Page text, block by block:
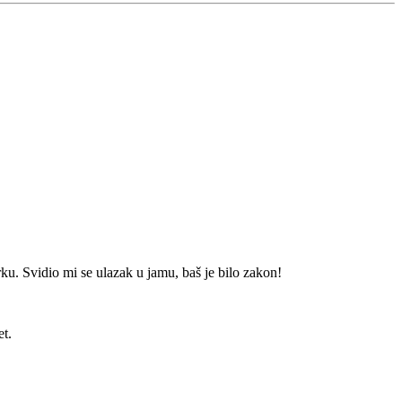
Svidio mi se ulazak u jamu, baš je bilo zakon!